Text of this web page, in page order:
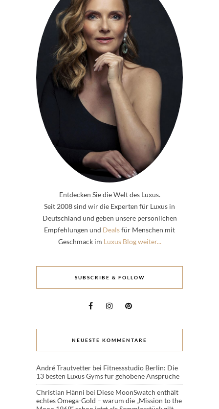
Entdecken Sie die Welt des Luxus.
Seit 2008 sind wir die Experten für Luxus in
Deutschland und geben unsere persönlichen
Empfehlungen und Dealsfür Menschen mit
Geschmack im Luxus Blog weiter...
SUBSCRIBE & FOLLOW
NEUESTE KOMMENTARE
André Trautvetter bei Fitnessstudio Berlin: Die
13 besten Luxus Gyms für gehobene Ansprüche
Christian Hänni bei Diese MoonSwatch enthält
echtes Omega-Gold – warum die „Mission to the